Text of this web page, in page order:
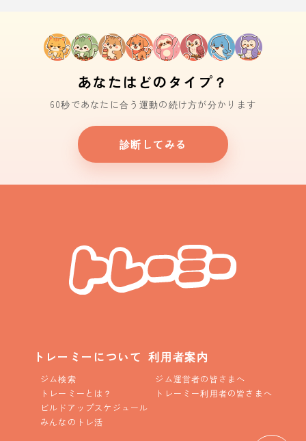
あなたはどのタイプ？
60秒であなたに合う運動の続け方が分かります
診断してみる
トレーミーについて
ジム検索
トレーミーとは？
ビルドアップスケジュール
みんなのトレ活
利用者案内
ジム運営者の皆さまへ
トレーミー利用者の皆さまへ